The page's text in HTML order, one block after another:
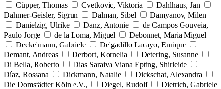
Cüpper, Thomas
Cvetkovic, Viktoria
Dahlhaus, Jan
Dahmer-Geisler, Sigrun
Dalman, Sibel
Damyanov, Milen
Danielzig, Ulrike
Danz, Antonie
de Campos Gouveia,
Paulo Jorge
de la Loma, Miguel
Debonnet, Maria Miguel
Deckelmann, Gabriele
Delgadillo Lacayo, Enrique
Demant, Andreas
Derbort, Kornelia
Detering, Susanne
Di Bella, Roberto
Dias Saraiva Viana Epting, Shirleide
Díaz, Rossana
Dickmann, Natalie
Dickschat, Alexandra
Die Domstädter Köln e.V.,
Diegel, Rudolf
Dietrich, Gabriele